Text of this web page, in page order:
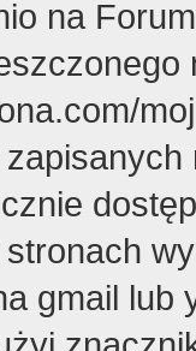
na
gmail lub